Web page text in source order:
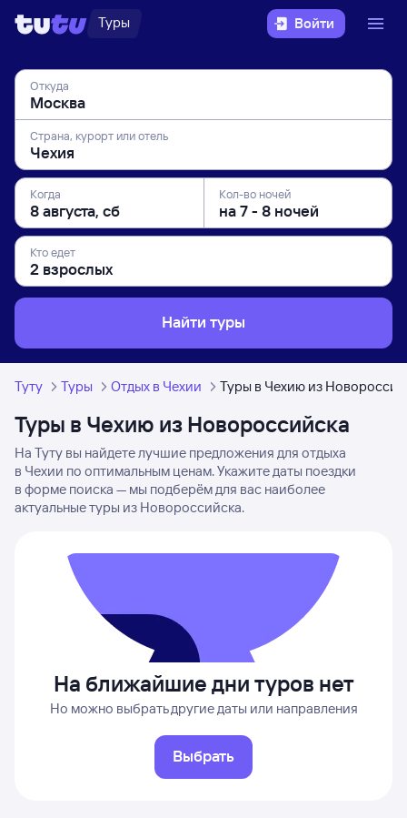
Туры Войти
Откуда
Страна, курорт или отель
Когда Кол-во ночей
Кто едет
Найти туры
Туту Туры Отдых в Чехии Туры в Чехию из
Туры в Чехию из Новороссийска
На Туту вы найдете лучшие предложения для отдыха
в Чехии по оптимальным ценам. Укажите даты поездки
в форме поиска — мы подберём для вас наиболее
актуальные туры из Новороссийска.
На ближайшие дни туров нет
Но можно выбрать другие даты или направления
Выбрать